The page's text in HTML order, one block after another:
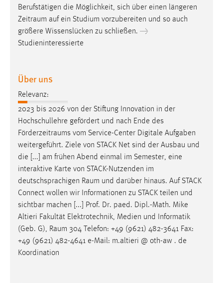
Berufstätigen die Möglichkeit, sich über einen längeren
Zeitraum auf ein Studium vorzubereiten und so auch
größere Wissenslücken zu schließen. →
Studieninteressierte
Über uns
Relevanz:
2023 bis 2026 von der Stiftung Innovation in der
Hochschullehre gefördert und nach Ende des
Förderzeitraums vom Service-Center Digitale Aufgaben
weitergeführt. Ziele von STACK Net sind der Ausbau und
die [...] am frühen Abend einmal im Semester, eine
interaktive Karte von STACK-Nutzenden im
deutschsprachigen Raum und darüber hinaus. Auf STACK
Connect wollen wir Informationen zu STACK teilen und
sichtbar machen [...] Prof. Dr. paed. Dipl.-Math. Mike
Altieri Fakultät Elektrotechnik, Medien und Informatik
(Geb. G), Raum 304 Telefon: +49 (9621) 482-3641 Fax:
+49 (9621) 482-4641 e-Mail: m.altieri @ oth-aw . de
Koordination
Zweck:
Für performante Seitenauslieferung wird in diesem Cookie
gespeichert, ob man eingeloggt ist.
Name:
Zweck:
Das Cookie speichert die gewählte Sprache der Website.
Cookie Laufzeit:
30 Tage
Chat
Name:
MibewSessionID, MIBEW_UserID, mibew_locale, mibew-
chat-frame-style-5e9dbeb1811c0446
Zweck:
Wird benötigt um die Chatfunktion nutzen zu können.